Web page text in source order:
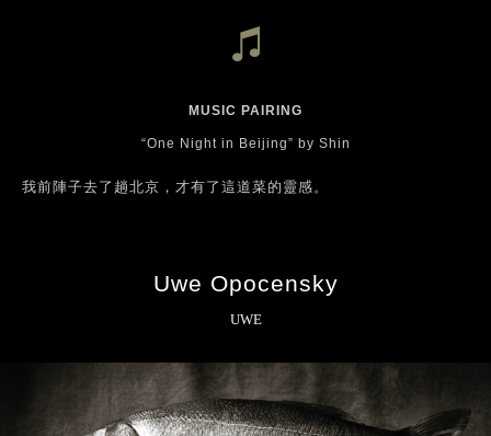
MUSIC PAIRING
“One Night in Beijing” by Shin
我前陣子去了趟北京，才有了這道菜的靈感。
Uwe Opocensky
UWE